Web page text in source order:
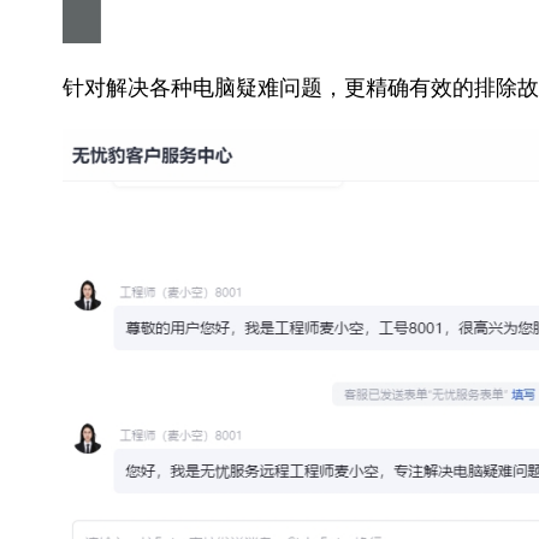
针对解决各种电脑疑难问题，更精确有效的排除